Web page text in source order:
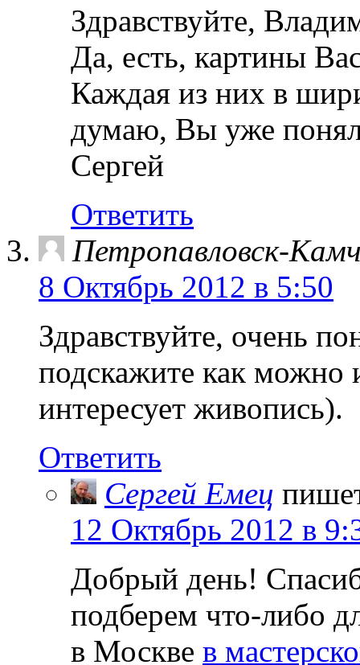
Здравствуйте,
Да, есть, картины
Каждая из них в
думаю, Вы уже
Сергей
Ответить
Петропавловск-
8 Октябрь 2012 в 5:50
Здравствуйте, очень
подскажите как можно
интересует живопись).
Ответить
Сергей Емец
12 Октябрь 2012 в
Добрый день!
подберем что-либо
в Москве в